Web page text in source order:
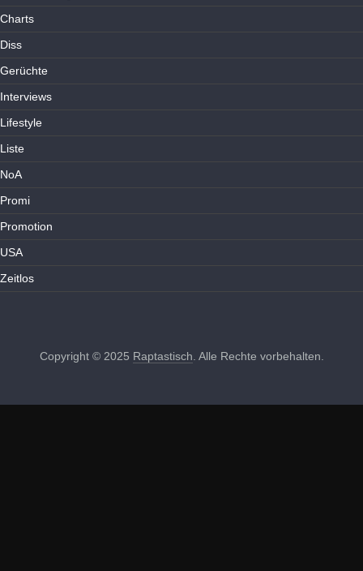
Charts
Diss
Gerüchte
Interviews
Lifestyle
Liste
NoA
Promi
Promotion
USA
Zeitlos
Copyright © 2025 Raptastisch . Alle Rechte vorbehalten.